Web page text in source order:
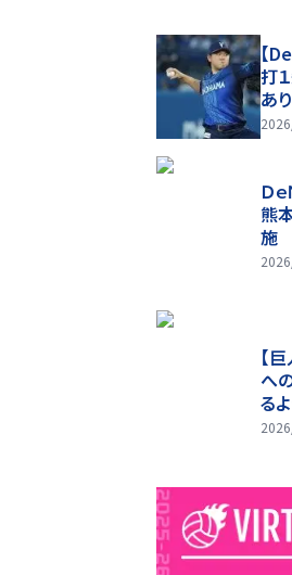
【
打
あ
Ｄ
熊
施
【
へ
る